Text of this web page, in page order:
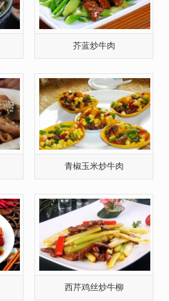
芥蓝炒牛肉
青椒玉米炒牛肉
西芹鸡丝炒牛柳